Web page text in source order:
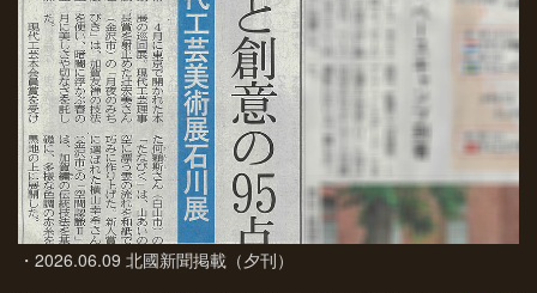
・2026.06.09 北國新聞掲載（夕刊）